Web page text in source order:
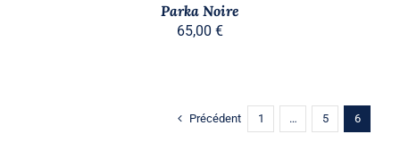
Parka Noire
65,00 €
Précédent 1 … 5 6